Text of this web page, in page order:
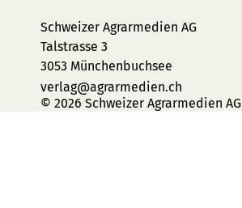
Facebook
Instagram
YouTubeLinkedIn
Schweizer Agrarmedien AG
Talstrasse 3
3053 Münchenbuchsee
verlag@agrarmedien.ch
© 2026 Schweizer Agrarmedien AG